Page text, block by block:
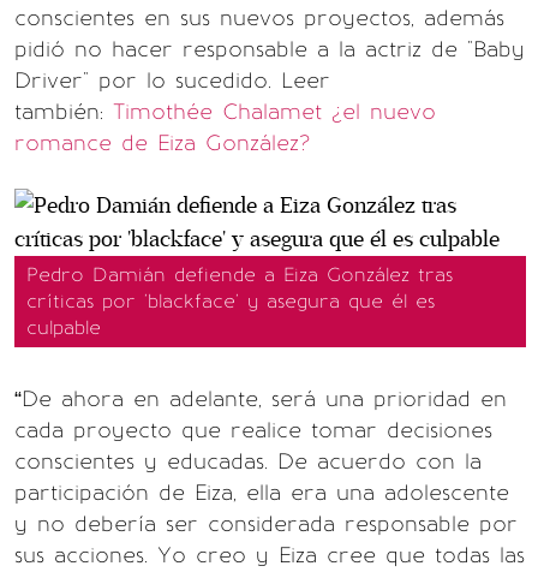
conscientes en sus nuevos proyectos, además
pidió no hacer responsable a la actriz de "Baby
Driver" por lo sucedido. Leer
también: Timothée Chalamet ¿el nuevo
romance de Eiza González?
Pedro Damián defiende a Eiza González tras
críticas por 'blackface' y asegura que él es
culpable
“De ahora en adelante, será una prioridad en
cada proyecto que realice tomar decisiones
conscientes y educadas. De acuerdo con la
participación de Eiza, ella era una adolescente
y no debería ser considerada responsable por
sus acciones. Yo creo y Eiza cree que todas las